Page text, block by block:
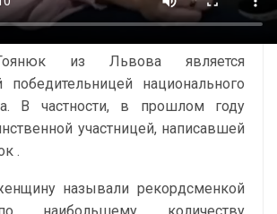
из Львова является
победительницей национального
В частности, в прошлом году
участницей, написавшей
.
называли рекордсменкой